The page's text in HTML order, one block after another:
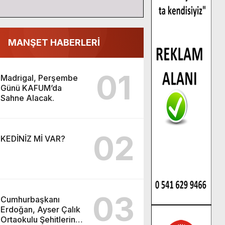
MANŞET HABERLERİ
Madrigal, Perşembe
Günü KAFUM’da
Sahne Alacak.
01
KEDİNİZ Mİ VAR? 02
Cumhurbaşkanı
Erdoğan, Ayser Çalık
Ortaokulu Şehitlerinin
03